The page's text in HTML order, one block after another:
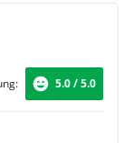
5.0 / 5.0